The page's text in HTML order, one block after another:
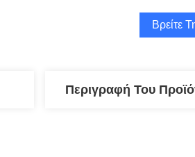
Βρείτε
Περιγραφή Του